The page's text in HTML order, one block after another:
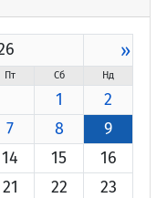
»
Пт Сб Нд
1
2
7 8
9
14 15
16
21 22
23